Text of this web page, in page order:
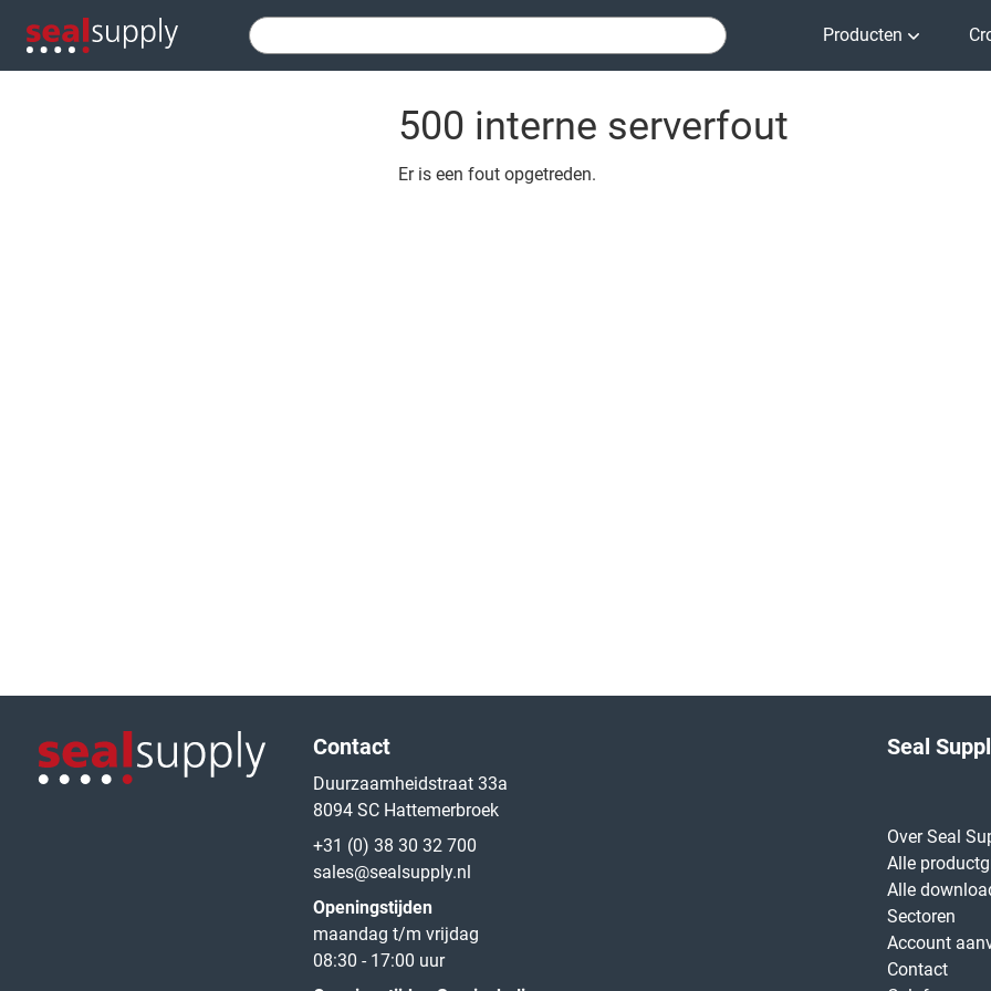
Producten
500 interne serverfout
Er is een fout opgetreden.
Contact
Duurzaamheidstraat 33a
8094 SC Hattemerbroek
+31 (0) 38 30 32 700
sales@sealsupply.nl
Openingstijden
maandag t/m vrijdag
08:30 - 17:00 uur
Seal
Over Seal
Alle
Alle
Sectoren
Account
Contact
Logo van de website